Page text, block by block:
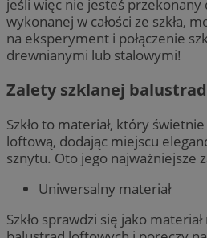
jeśli więc nie jesteś
wykonanej w całości ze szkła,
na eksperyment i połączenie
drewnianymi lub stalowymi!
Zalety szklanej
Szkło to materiał, który
loftową, dodając miejscu
sznytu. Oto jego najważniejsze
Uniwersalny materiał
Szkło sprawdzi się jako